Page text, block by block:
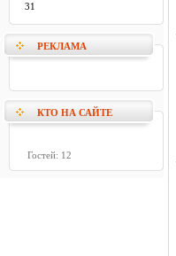
31
РЕКЛАМА
КТО НА САЙТЕ
Гостей: 12